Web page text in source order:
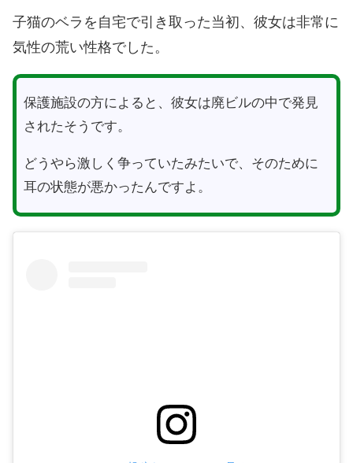
子猫のベラを自宅で引き取った当初、彼女は非常に
気性の荒い性格でした。
保護施設の方によると、彼女は廃ビルの中で発見
されたそうです。
どうやら激しく争っていたみたいで、そのために
耳の状態が悪かったんですよ。